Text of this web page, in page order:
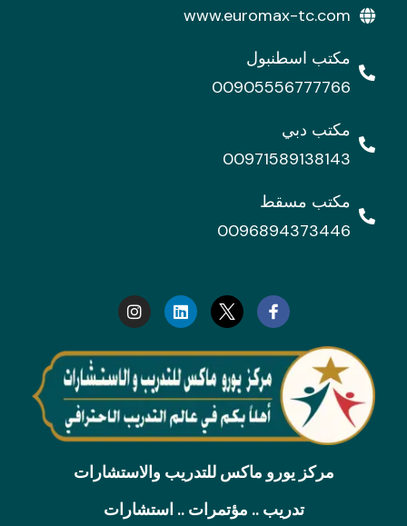
www.euromax-tc.com
مكتب اسطنبول
00905556777766
مكتب دبي
00971589138143
مكتب مسقط
0096894373446
n
k
d
i
n
s
t
g
r
a
m
مركز يورو ماكس للتدريب والاستشارات
تدريب .. مؤتمرات .. استشارات